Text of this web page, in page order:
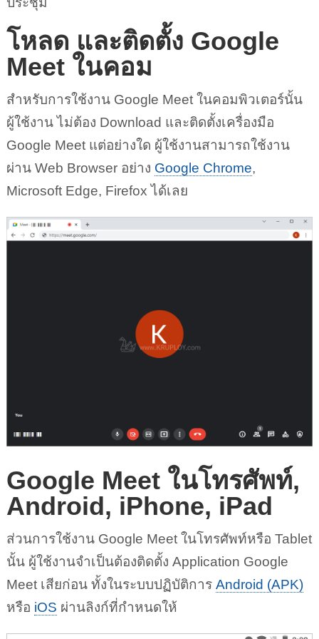
โหลด และติดตั้ง Google
Meet ในคอม
สำหรับการใช้งาน Google Meet ในคอมพิวเตอร์นั้น
ผู้ใช้งาน ไม่ต้อง Download และติดตั้งเครื่องมือ
Google Meet แต่อย่างใด ผู้ใช้งานสามารถใช้งาน
ผ่าน Web Browser อย่าง Google Chrome,
Microsoft Edge, Firefox ได้เลย
Google Meet ในโทรศัพท์,
Android, iPhone, iPad
ส่วนการใช้งาน Google Meet ในโทรศัพท์หรือ Tablet
นั้น ผู้ใช้งานจำเป็นต้องติดตั้ง Application Google
Meet เสียก่อน ทั้งในระบบปฏิบัติการ Android (APK)
หรือ iOS ผ่านลิงก์ที่กำหนดให้